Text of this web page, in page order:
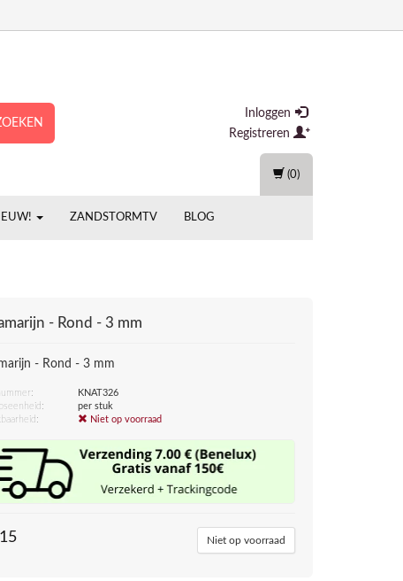
Inloggen
Registreren
ZANDSTORMTV BLOG
(0)
- Rond - 3 mm
- Rond - 3 mm
KNAT326
per stuk
Niet op voorraad
Niet op voorraad